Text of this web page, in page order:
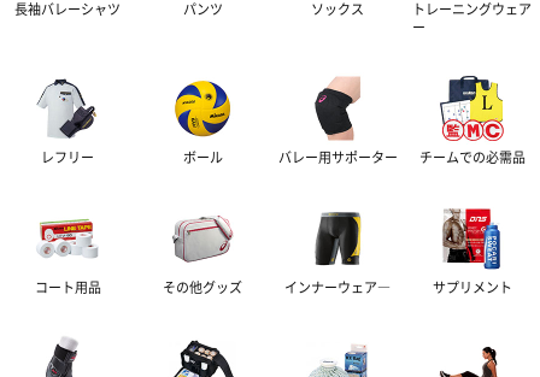
長袖バレーシャツ パンツ ソックス
トレーニングウェア
ー
レフリー ボール バレー用サポーター チームでの必需品
コート用品 その他グッズ インナーウェア― サプリメント